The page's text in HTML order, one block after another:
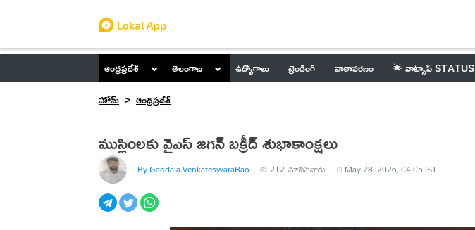
ఆంధ్రప్రదేశ్ తెలంగాణ ఉద్యోగాలు ట్రెండింగ్ వాతావరణం 🌟 వాట్సాప్ STATUS
హోమ్
ఆంధ్రప్రదేశ్
ముస్లింలకు వైఎస్ జగన్ బక్రీద్ శుభాకాంక్షలు
By Gaddala VenkateswaraRao 212 చూసినవారు May 28, 2026, 04:05 IST